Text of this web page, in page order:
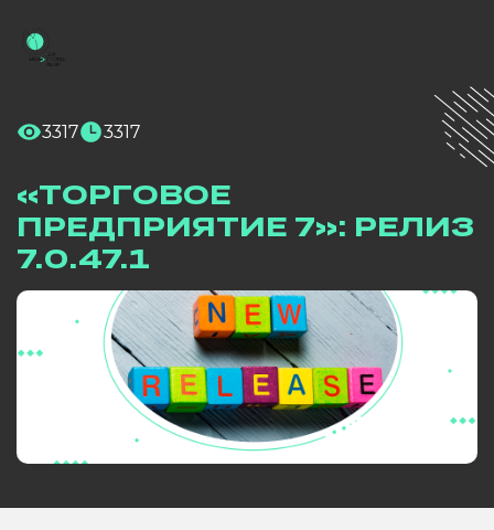
3317 3317
«ТОРГОВОЕ
ПРЕДПРИЯТИЕ 7»: РЕЛИЗ
7.0.47.1